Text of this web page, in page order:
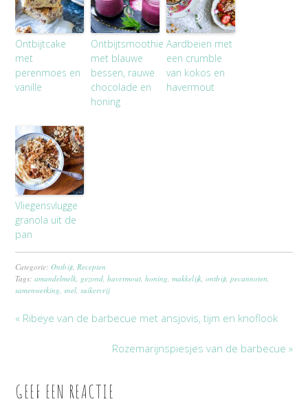
Ontbijtcake
met
perenmoes en
vanille
Ontbijtsmoothie
met blauwe
bessen, rauwe
chocolade en
honing
Aardbeien met
een crumble
van kokos en
havermout
Vliegensvlugge
granola uit de
pan
Categorie:Ontbijt,Recepten
Tags:amandelmelk, gezond,havermout,honing,makkelijk,ontbijt,pecannoten,
samenwerking,snel,suikervrij
« Ribeye van de barbecue met ansjovis, tijm en knoflook
Rozemarijnspiesjes van de barbecue »
GEEF EEN REACTIE